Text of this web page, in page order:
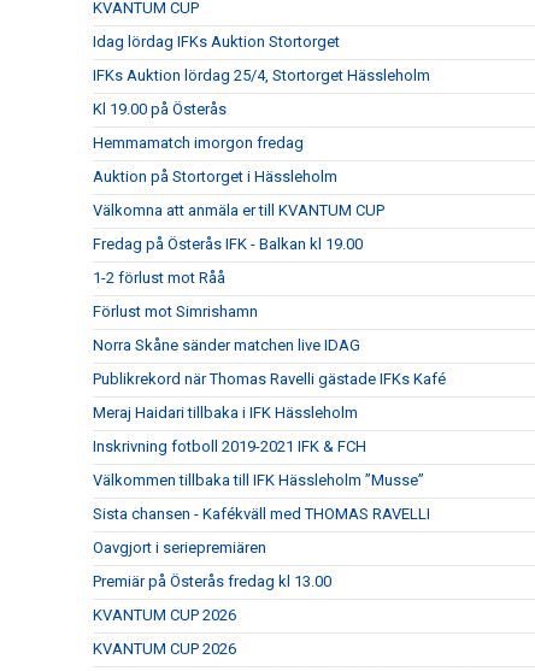
KVANTUM CUP
Idag lördag IFKs Auktion Stortorget
IFKs Auktion lördag 25/4, Stortorget Hässleholm
Kl 19.00 på Österås
Hemmamatch imorgon fredag
Auktion på Stortorget i Hässleholm
Välkomna att anmäla er till KVANTUM CUP
Fredag på Österås IFK - Balkan kl 19.00
1-2 förlust mot Råå
Förlust mot Simrishamn
Norra Skåne sänder matchen live IDAG
Publikrekord när Thomas Ravelli gästade IFKs Kafé
Meraj Haidari tillbaka i IFK Hässleholm
Inskrivning fotboll 2019-2021 IFK & FCH
Välkommen tillbaka till IFK Hässleholm ”Musse”
Sista chansen - Kafékväll med THOMAS RAVELLI
Oavgjort i seriepremiären
Premiär på Österås fredag kl 13.00
KVANTUM CUP 2026
KVANTUM CUP 2026